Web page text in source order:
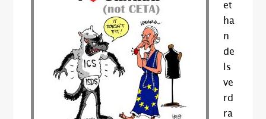
et
ha
n
de
ls
ve
rd
ra